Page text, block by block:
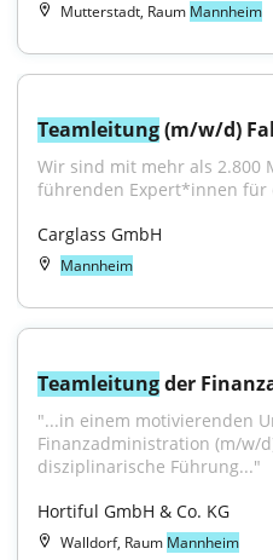
Mutterstadt, Raum Mannheim
Teamleitung (m/w/d)
Wir sind mit mehr als 2.800
führenden Expert*innen für
Carglass GmbH
Mannheim
Teamleitung der
"...in einem motivierenden
Finanzadministration (m/w/
disziplinarische Führung..."
Hortiful GmbH & Co. KG
Walldorf, Raum Mannheim